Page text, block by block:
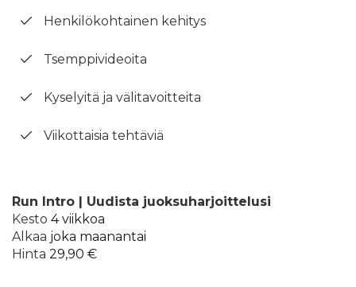
Henkilökohtainen kehitys
Tsemppivideoita
Kyselyitä ja välitavoitteita
Viikottaisia tehtäviä
Run Intro | Uudista juoksuharjoittelusi
Kesto 4 viikkoa
Alkaa joka maanantai
Hinta 29,90 €